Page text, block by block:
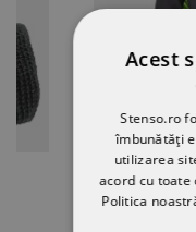
Acest
Stenso.ro
îmbunătăți
utilizarea
acord cu toate
Politica